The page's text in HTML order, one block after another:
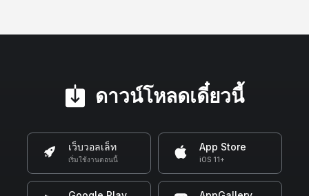
ดาวน์โหลดเดี๋ยวนี้
เว็บวอลเล็ท
เริ่มใช้งานตอนนี้
App Store
iOS 11+